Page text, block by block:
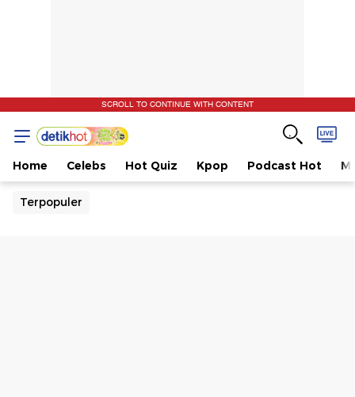
SCROLL TO CONTINUE WITH CONTENT
Home Celebs Hot Quiz Kpop Podcast Hot
Terpopuler